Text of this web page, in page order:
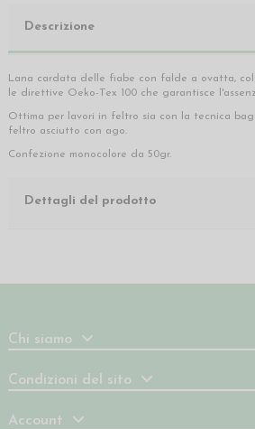
Descrizione
Lana cardata delle fiabe con falde a ovatta,
le direttive Oeko-Tex 100 che garantisce
Ottima per lavori in feltro sia con la tecnica
feltro asciutto con ago.
Confezione monocolore da 50gr.
Dettagli del prodotto
Chi siamo
Condizioni del sito
Account